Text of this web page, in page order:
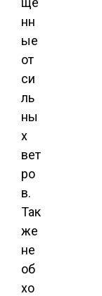
нн
ые
от
си
ль
ны
х
вет
ро
в.
Так
же
не
об
хо